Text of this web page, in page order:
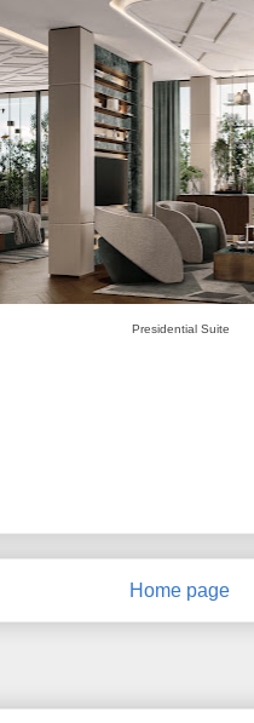
Presidential Suite
Home page